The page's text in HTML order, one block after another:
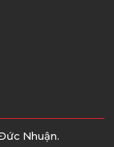
Nhuận.